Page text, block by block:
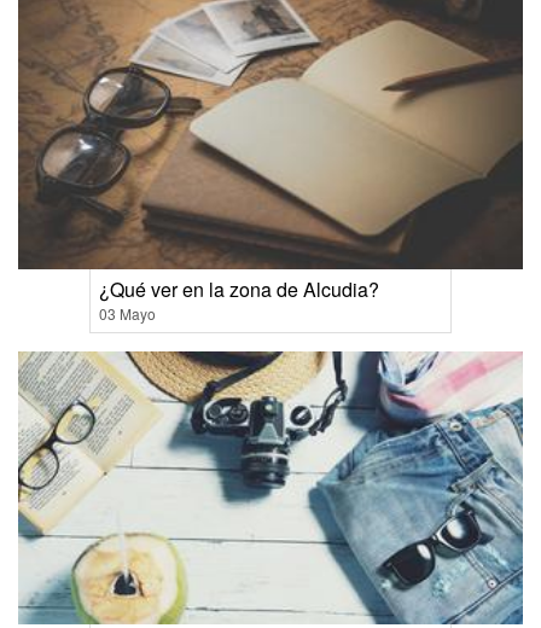
¿Qué ver en la zona de Alcudia?
03 Mayo